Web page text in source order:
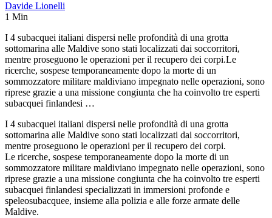
Davide Lionelli
1 Min
I 4 subacquei italiani dispersi nelle profondità di una grotta
sottomarina alle Maldive sono stati localizzati dai soccorritori,
mentre proseguono le operazioni per il recupero dei corpi.Le
ricerche, sospese temporaneamente dopo la morte di un
sommozzatore militare maldiviano impegnato nelle operazioni, sono
riprese grazie a una missione congiunta che ha coinvolto tre esperti
subacquei finlandesi …
I 4 subacquei italiani dispersi nelle profondità di una grotta
sottomarina alle Maldive sono stati localizzati dai soccorritori,
mentre proseguono le operazioni per il recupero dei corpi.
Le ricerche, sospese temporaneamente dopo la morte di un
sommozzatore militare maldiviano impegnato nelle operazioni, sono
riprese grazie a una missione congiunta che ha coinvolto tre esperti
subacquei finlandesi specializzati in immersioni profonde e
speleosubacquee, insieme alla polizia e alle forze armate delle
Maldive.